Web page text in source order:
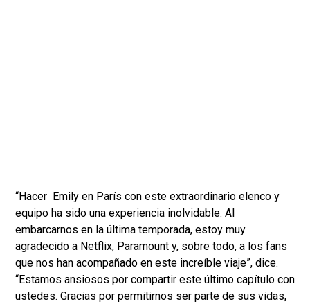
“Hacer Emily en París con este extraordinario elenco y
equipo ha sido una experiencia inolvidable. Al
embarcarnos en la última temporada, estoy muy
agradecido a Netflix, Paramount y, sobre todo, a los fans
que nos han acompañado en este increíble viaje”, dice.
“Estamos ansiosos por compartir este último capítulo con
ustedes. Gracias por permitirnos ser parte de sus vidas,